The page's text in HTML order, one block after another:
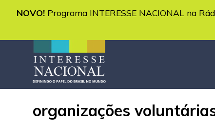
NOVO! Programa INTERESSE NACIONAL na
organizações